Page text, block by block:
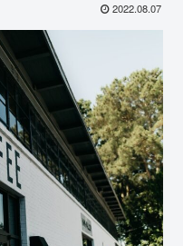
2022.08.07